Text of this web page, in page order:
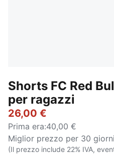
Shorts FC Red
per ragazzi
26,00 €
Prima era:40,00 €
Miglior prezzo per 30 giorni
(Il prezzo include 22% IVA,